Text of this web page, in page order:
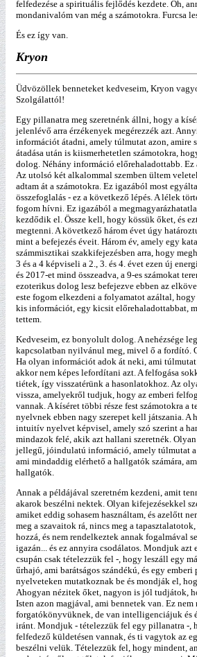
felfedezése a spirituális fejlődés kezdete. Óh,
mondanivalóm van még a számotokra. Furcsa
És ez így van.
Kryon
Üdvözöllek benneteket kedveseim, Kryon
Szolgálattól!
Egy pillanatra meg szeretnénk állni, hogy a
jelenlévő arra érzékenyek megérezzék azt.
információt átadni, amely túlmutat azon, amire
átadása után is kiismerhetetlen számotokra,
dolog. Néhány információ előrehaladottabb.
Az utolsó két alkalommal szemben ültem
adtam át a számotokra. Ez igazából most
összefoglalás - ez a következő lépés. A lélek
fogom hívni. Ez igazából a
kezdődik el. Össze kell, hogy kössük őket, és
megtenni. A következő három évet úgy
mint a befejezés éveit. Három év, amely egy
számmisztikai szakkifejezésben arra, hogy
3 és a 4 képviseli a 2., 3. és 4. évet ezen új
és 2017-et mind összeadva, a 9-es számokat
ezoterikus dolog lesz befejezve ebben az
este fogom elkezdeni a folyamatot azáltal,
kis információt, egy kicsit előrehaladottabbat,
tettem.
Kedveseim, ez bonyolult dolog. A nehézsége
kapcsolatban nyilvánul meg, mivel ő a fordító.
Ha olyan információt adok át neki, ami túlmutat
akkor nem képes lefordítani azt. A felfogása
tiétek, így visszatérünk a hasonlatokhoz. Az
vissza, amelyekről tudjuk, hogy az emberi
vannak. A kíséret többi része fest számotokra a
nyelvnek ebben nagy szerepet kell játszania. A
intuitív nyelvet képvisel, amely szó szerint a
mindazok felé, akik azt hallani szeretnék.
jellegű, jóindulatú információ, amely túlmutat
ami mindaddig elérhető a hallgatók számára,
hallgatók.
Annak a példájával szeretném kezdeni, amit
akarok beszélni nektek. Olyan kifejezésekkel
amiket eddig sohasem használtam, és azelőtt
meg a szavaitok rá, nincs meg a
hozzá, és nem rendelkeztek annak fogalmával
igazán... és ez annyira csodálatos. Mondjuk
csupán csak tételezzük fel -, hogy leszáll egy
űrhajó, ami barátságos szándékú, és egy
nyelveteken mutatkoznak be és mondják el,
Ahogyan nézitek őket, nagyon is jól tudjátok,
Isten azon magjával, ami bennetek van. Ez nem
forgatókönyvüknek, de van intelligenciájuk és
iránt. Mondjuk - tételezzük fel egy pillanatra -,
felfedező küldetésen vannak, és ti vagytok az
beszélni velük. Tételezzük fel, hogy mindent,